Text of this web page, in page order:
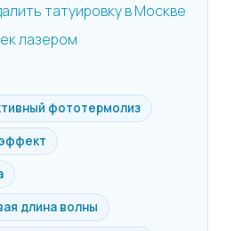
татуировку в Москве
лазером
фототермолиз
длина волны